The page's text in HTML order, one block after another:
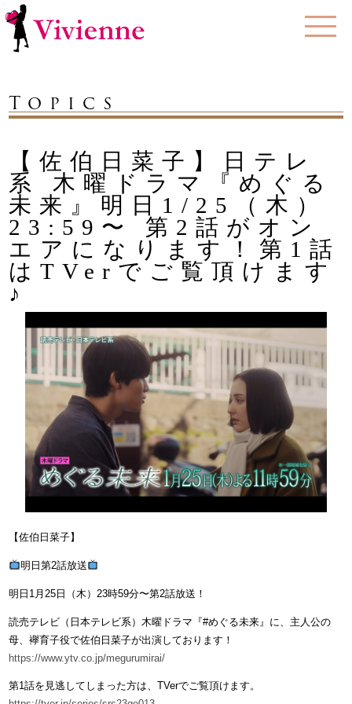
Topics
【佐伯日菜子】日テレ
系 木曜ドラマ『めぐる
未来』明日1/25（木）
23:59〜 第2話がオン
エアになります！第1話
はTVerでご覧頂けます
♪
【佐伯日菜子】
明日第2話放送
明日1月25日（木）23時59分〜第2話放送！
読売テレビ（日本テレビ系）木曜ドラマ『#めぐる未来』に、主人公の
母、襷育子役で佐伯日菜子が出演しております！
https://www.ytv.co.jp/megurumirai/
第1話を見逃してしまった方は、TVerでご覧頂けます。